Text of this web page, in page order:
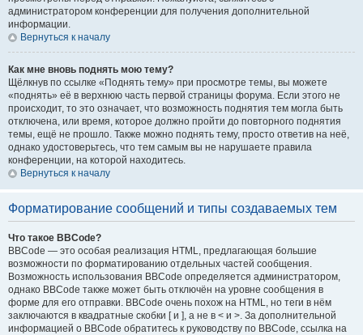
администратором конференции для получения дополнительной
информации.
Вернуться к началу
Как мне вновь поднять мою тему?
Щёлкнув по ссылке «Поднять тему» при просмотре темы, вы можете
«поднять» её в верхнюю часть первой страницы форума. Если этого не
происходит, то это означает, что возможность поднятия тем могла быть
отключена, или время, которое должно пройти до повторного поднятия
темы, ещё не прошло. Также можно поднять тему, просто ответив на неё,
однако удостоверьтесь, что тем самым вы не нарушаете правила
конференции, на которой находитесь.
Вернуться к началу
Форматирование сообщений и типы создаваемых тем
Что такое BBCode?
BBCode — это особая реализация HTML, предлагающая большие
возможности по форматированию отдельных частей сообщения.
Возможность использования BBCode определяется администратором,
однако BBCode также может быть отключён на уровне сообщения в
форме для его отправки. BBCode очень похож на HTML, но теги в нём
заключаются в квадратные скобки [ и ], а не в < и >. За дополнительной
информацией о BBCode обратитесь к руководству по BBCode, ссылка на